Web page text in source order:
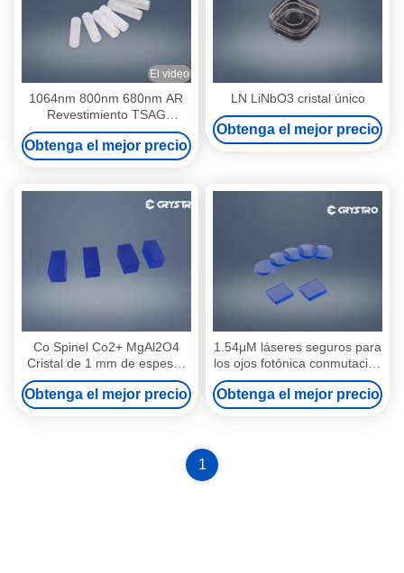
El video
1064nm 800nm 680nm AR
Revestimiento TSAG
Cristales ópticamente activos
Obtenga el mejor precio
LN LiNbO3 cristal único
Obtenga el mejor precio
Co Spinel Co2+ MgAl2O4
Cristal de 1 mm de espesor
para láser de alta potencia
Obtenga el mejor precio
1.54μM láseres seguros para
los ojos fotónica conmutación
de magnesio espinel
MgAl2O4
Obtenga el mejor precio
1